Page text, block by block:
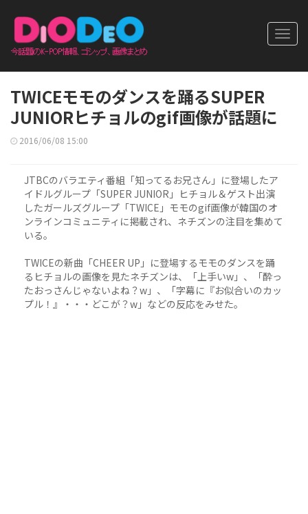
TWICEモモのダンスを踊るSUPER
JUNIORヒチョルのgif画像が話題に
2016/06/08 15:00
JTBCのバラエティ番組「知ってるお兄さん」に登場したア
イドルグループ「SUPER JUNIOR」ヒチョル＆ゲスト出演
したガールズグループ「TWICE」モモのgif画像が韓国のオ
ンラインコミュニティに掲載され、ネチズンの注目を集めて
いる。
TWICEの新曲「CHEER UP」に登場するモモのダンスを踊
るヒチョルの画像を見たネチズンは、「上手いw」、「酔っ
たおっさんじゃないよね？w」、「字幕に『お似合いのカッ
プル！』・・・どこが？w」などの反応をみせた。